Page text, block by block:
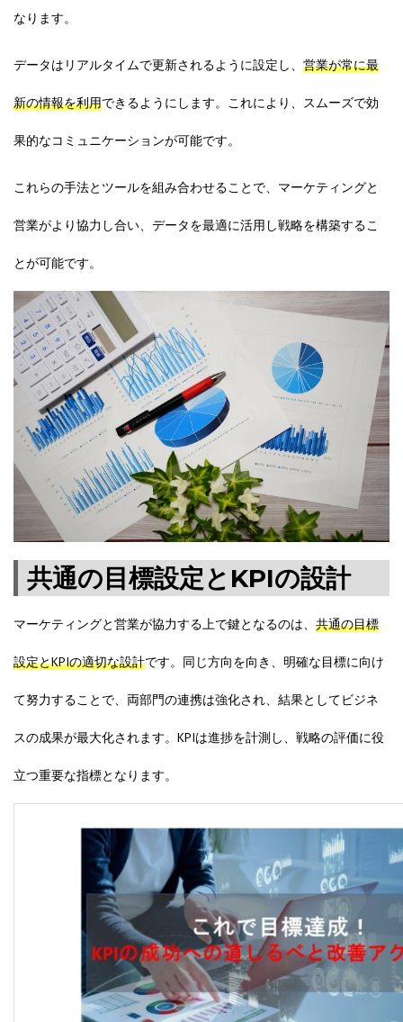
なります。
データはリアルタイムで更新されるように設定し、 営業が常に最
新の情報を利用できるようにします。これにより、スムーズで効
果的なコミュニケーションが可能です。
これらの手法とツールを組み合わせることで、マーケティングと
営業がより協力し合い、データを最適に活用し戦略を構築するこ
とが可能です。
共通の目標設定とKPIの設計
マーケティングと営業が協力する上で鍵となるのは、 共通の目標
設定とKPIの適切な設計です。同じ方向を向き、明確な目標に向け
て努力することで、両部門の連携は強化され、結果としてビジネ
スの成果が最大化されます。KPIは進捗を計測し、戦略の評価に役
立つ重要な指標となります。